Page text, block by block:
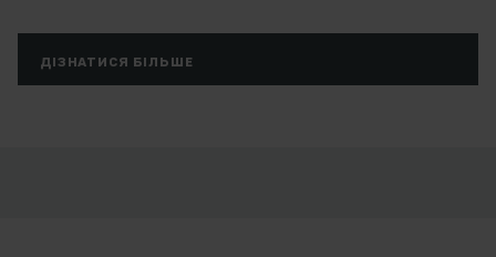
ДІЗНАТИСЯ БІЛЬШЕ